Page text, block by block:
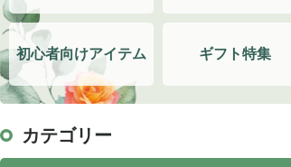
初心者向けアイテム ギフト特集
カテゴリー